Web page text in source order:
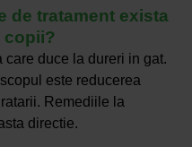
de tratament exista
copii?
duce la dureri in gat.
este reducerea
Remediile la
directie.